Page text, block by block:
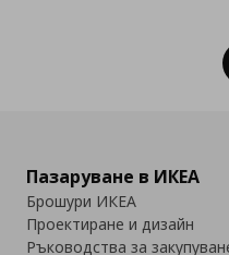
Пазаруване в ИКЕА
Брошури ИКЕА
Проектиране и дизайн
Ръководства за